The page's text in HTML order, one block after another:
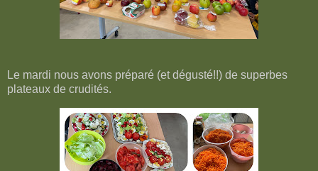
Le mardi nous avons préparé (et dégusté!!) de superbes
plateaux de crudités.